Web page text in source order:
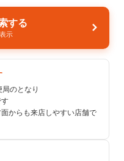
する
示
のとなり
からも来店しやすい店舗で